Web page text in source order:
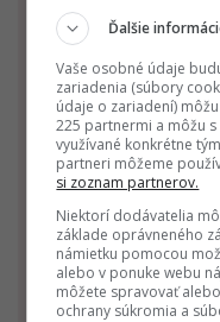
Rak
22.6. - 22.7.
Váhy
23.9. - 22.10.
Ďalšie
Vaše osobné údaje
zariadenia (súbory
údaje o zariadení)
225 partnermi a môžu
využívané konkrétne
partneri môžeme
si zoznam partnerov.
Niektorí dodávatelia
základe oprávneného
námietku pomocou
alebo v ponuke webu
môžete spravovať
ochrany súkromia a